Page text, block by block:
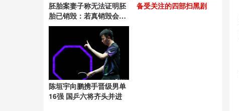
胚胎案妻子称无法证明胚
胎已销毁：若真销毁会有
医院或法院通知
备受关注的四部扫黑剧
陈垣宇向鹏携手晋级男单
16强 国乒六将齐头并进